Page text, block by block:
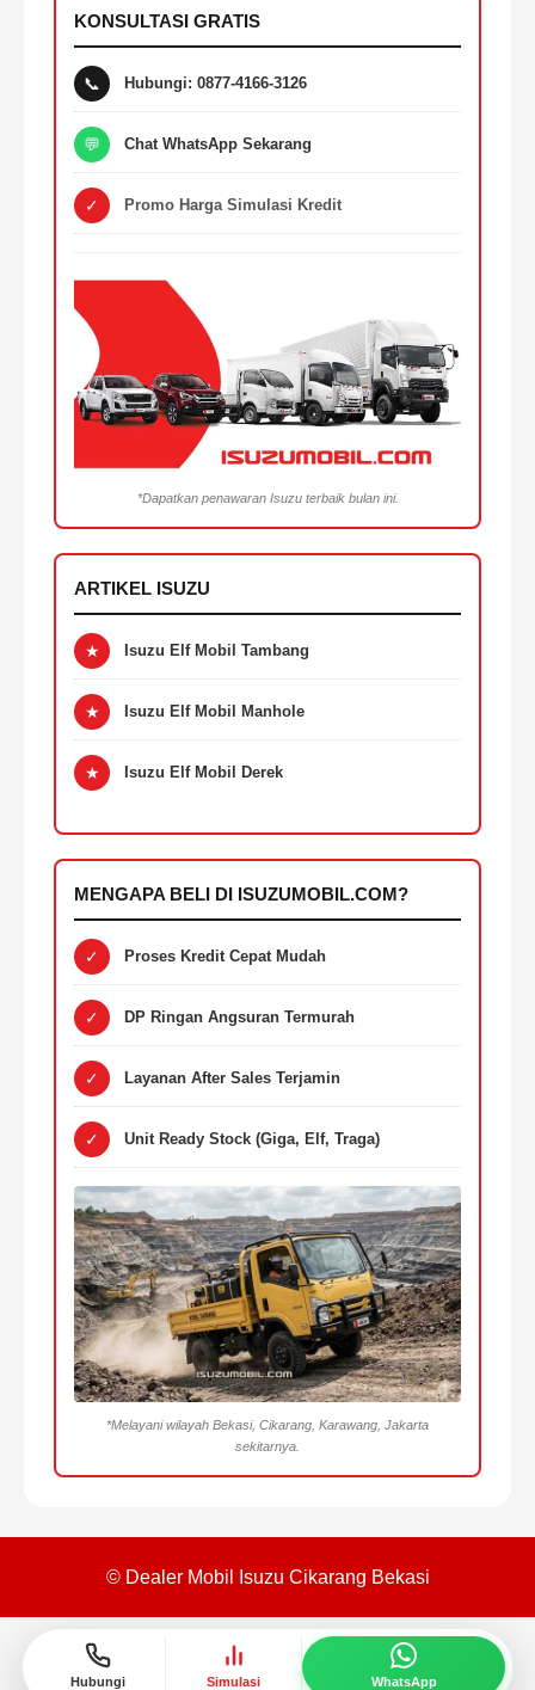
KONSULTASI GRATIS
📞 Hubungi: 0877-4166-3126
💬 Chat WhatsApp Sekarang
✓ Promo Harga Simulasi Kredit
*Dapatkan penawaran Isuzu terbaik bulan ini.
ARTIKEL ISUZU
★ Isuzu Elf Mobil Tambang
★ Isuzu Elf Mobil Manhole
★ Isuzu Elf Mobil Derek
MENGAPA BELI DI ISUZUMOBIL.COM?
✓ Proses Kredit Cepat Mudah
✓ DP Ringan Angsuran Termurah
✓ Layanan After Sales Terjamin
✓ Unit Ready Stock (Giga, Elf, Traga)
*Melayani wilayah Bekasi, Cikarang, Karawang, Jakarta
sekitarnya.
© Dealer Mobil Isuzu Cikarang Bekasi
Hubungi Simulasi WhatsApp